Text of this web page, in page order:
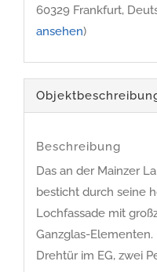
60329 Frankfurt,
ansehen)
Beschreibung
Das an der Mainzer
besticht durch seine
Lochfassade mit
Ganzglas-
Drehtür im EG, zwei